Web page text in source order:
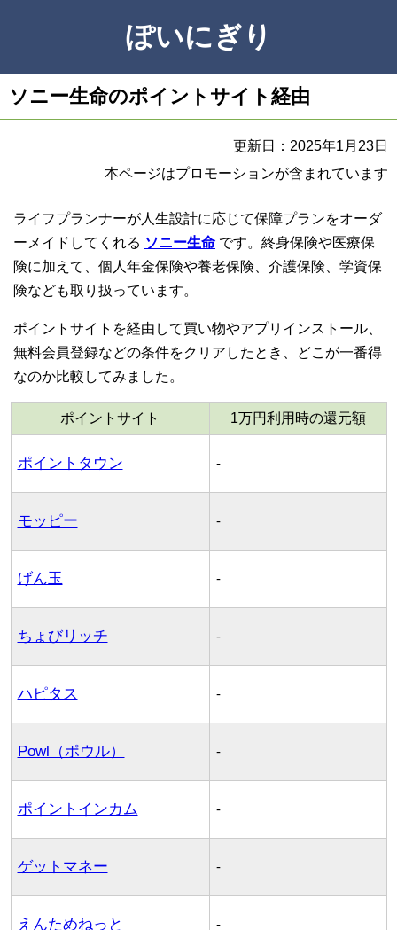
ぽいにぎり
ソニー生命のポイントサイト経由
更新日：2025年1月23日
本ページはプロモーションが含まれています
ライフプランナーが人生設計に応じて保障プランをオーダ
ーメイドしてくれる ソニー生命 です。終身保険や医療保
険に加えて、個人年金保険や養老保険、介護保険、学資保
険なども取り扱っています。
ポイントサイトを経由して買い物やアプリインストール、
無料会員登録などの条件をクリアしたとき、どこが一番得
なのか比較してみました。
ポイントサイト 1万円利用時の還元額
ポイントタウン -
モッピー -
げん玉 -
ちょびリッチ -
ハピタス -
Powl（ポウル） -
ポイントインカム -
ゲットマネー -
えんためねっと -